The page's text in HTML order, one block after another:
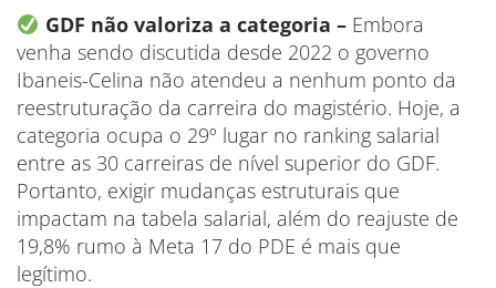
GDF não valoriza a categoria –Embora
venha sendo discutida desde 2022 o governo
Ibaneis-Celina não atendeu a nenhum ponto da
reestruturação da carreira do magistério. Hoje, a
categoria ocupa o 29º lugar no ranking salarial
entre as 30 carreiras de nível superior do GDF.
Portanto, exigir mudanças estruturais que
impactam na tabela salarial, além do reajuste de
19,8% rumo à Meta 17 do PDE é mais que
legítimo.